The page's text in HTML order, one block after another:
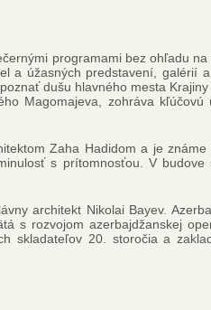
programami bez ohľadu
a úžasných predstavení, galérií
dušu hlavného mesta Krajiny
Magomajeva, zohráva
Zaha Hadidom a je
s prítomnosťou. V
architekt Nikolai Bayev.
s rozvojom azerbajdžanskej
skladateľov 20. storočia a